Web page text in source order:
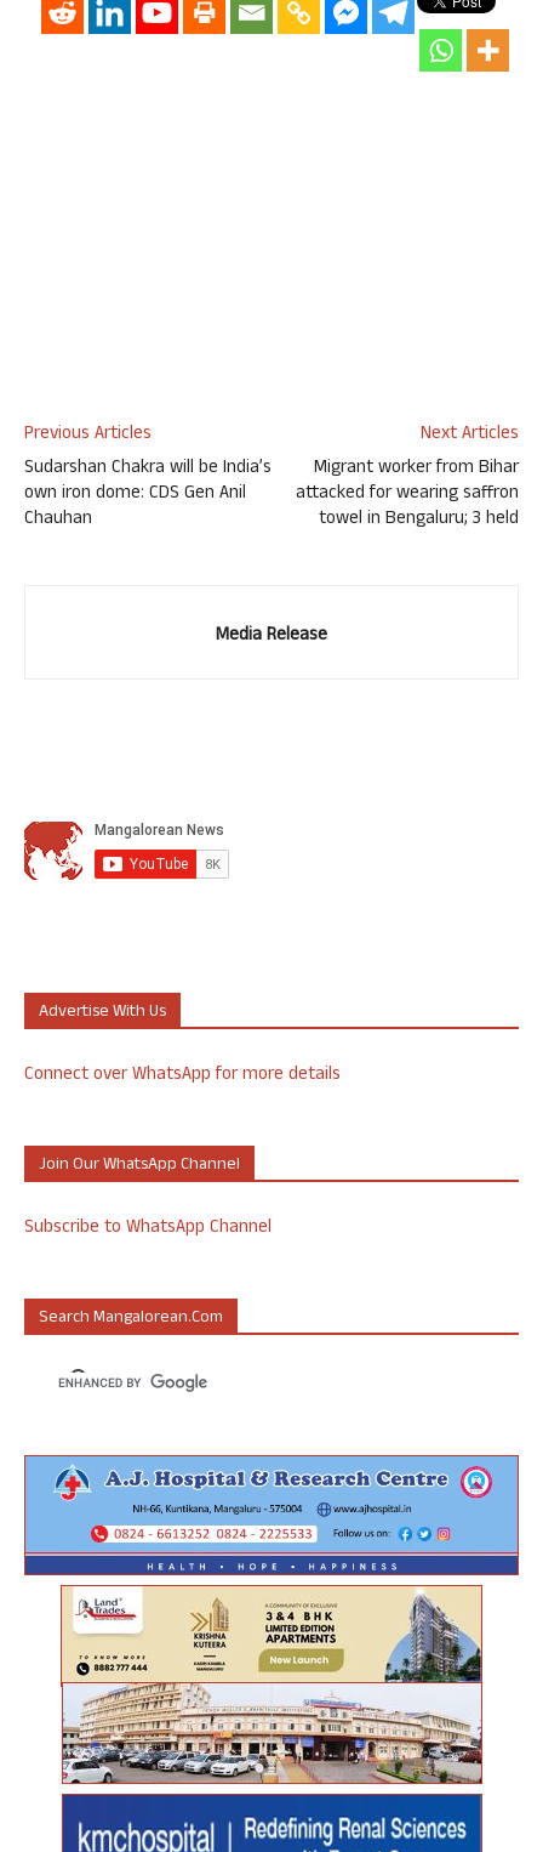
Previous Articles
Sudarshan Chakra will be India’s
own iron dome: CDS Gen Anil
Chauhan
Next Articles
Migrant worker from Bihar
attacked for wearing saffron
towel in Bengaluru; 3 held
Media Release
Advertise With Us
Connect over WhatsApp for more details
Join Our WhatsApp Channel
Subscribe to WhatsApp Channel
Search Mangalorean.com